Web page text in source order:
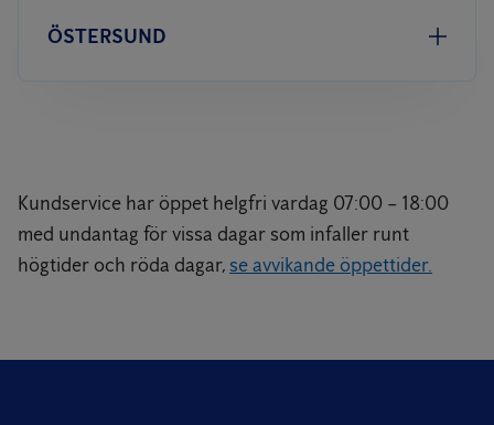
ÖSTERSUND
Kundservice har öppet helgfri vardag 07:00 – 18:00
med undantag för vissa dagar som infaller runt
högtider och röda dagar,se avvikande öppettider.